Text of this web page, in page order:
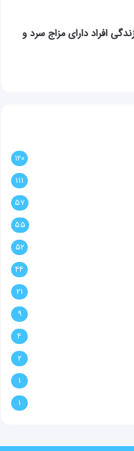
افراد دارای مزاج سرد و
۱۲۰
۱۱۱
۵۷
۵۵
۵۲
۴۴
۲۱
۹
۴
۲
۱
۱